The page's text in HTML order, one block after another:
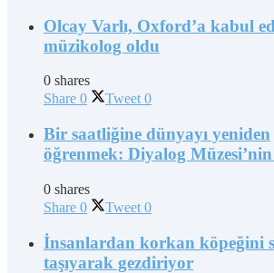
Olcay Varlı, Oxford’a kabul
müzikolog oldu
0 shares
Share 0 Tweet 0
Bir saatliğine dünyayı yeniden
öğrenmek: Diyalog
0 shares
Share 0 Tweet 0
İnsanlardan korkan köpeğini
taşıyarak gezdiriyor